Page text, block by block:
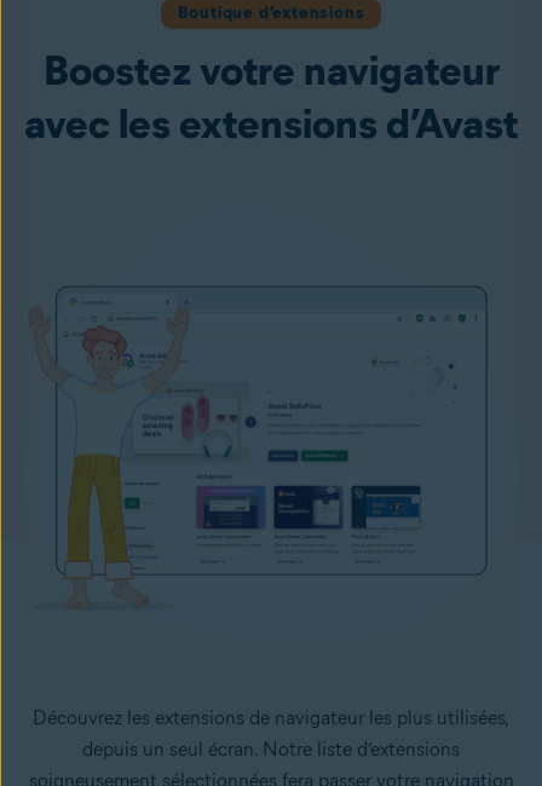
Boutique d’extensions
Boostez votre navigateur
avec les extensions d’Avast
Découvrez les extensions de navigateur les plus utilisées,
depuis un seul écran. Notre liste d’extensions
soigneusement sélectionnées fera passer votre navigation